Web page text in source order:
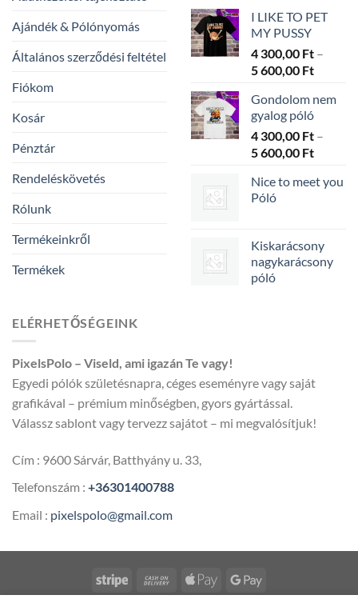
Ajándék & Pólónyomás
Általános szerződési feltétel
Fiókom
Kosár
Pénztár
Rendeléskövetés
Rólunk
Termékeinkről
Termékek
I LIKE TO PET
MY PUSSY
4 300,00 Ft –
5 600,00 Ft
300,00
-
5
600,00
Gondolom nem
gyalog póló
4 300,00 Ft –
5 600,00 Ft
300,00
Nice to meet you
Póló
Kiskarácsony
nagykarácsony
póló
ELÉRHETŐSÉGEINK
PixelsPolo – Viseld, ami igazán Te vagy!
Egyedi pólók születésnapra, céges eseményre vagy saját
grafikával – prémium minőségben, gyors gyártással.
Válassz sablont vagy tervezz sajátot – mi megvalósítjuk!
Cím : 9600 Sárvár, Batthyány u. 33,
Telefonszám : +36301400788
Email : pixelspolo@gmail.com